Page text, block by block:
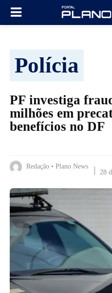
Polícia
PF investiga
milhões em
benefícios no DF
Redação • Plano News
28